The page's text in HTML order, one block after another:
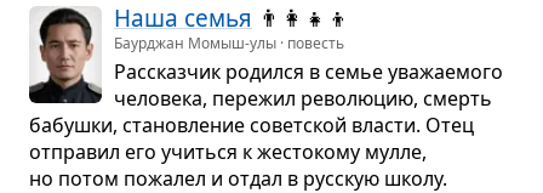
Наша семья 👨‍👩‍👧‍👦
Баурджан Момыш-улы · повесть
Рас­сказ­чик родился в семье ува­жа­е­мого
чело­века, пере­жил рево­лю­цию, смерть
бабушки, ста­нов­ле­ние совет­ской вла­сти. Отец
отпра­вил его учиться к жесто­кому мулле,
но потом пожа­лел и отдал в рус­скую школу.